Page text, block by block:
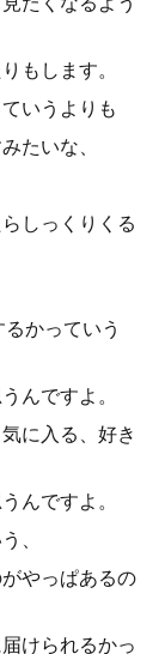
もします。
いうよりも
たいな、
しっくりくる
かっていう
んですよ。
に入る、好き
んですよ。
、
やっぱあるの
けられるかっ